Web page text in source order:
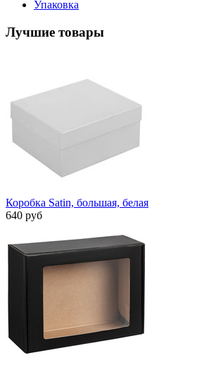
Упаковка
Лучшие товары
Коробка Satin, большая, белая
640 руб